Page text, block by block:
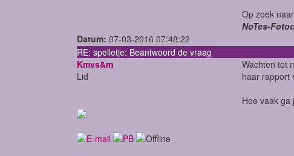
Op zoek
NoTes-
Datum: 07-03-2016 07:48:22
RE: spelletje: Beantwoord de vraag
Kmvs&m
Lid
Wachten tot
haar rapport
Hoe vaak ga